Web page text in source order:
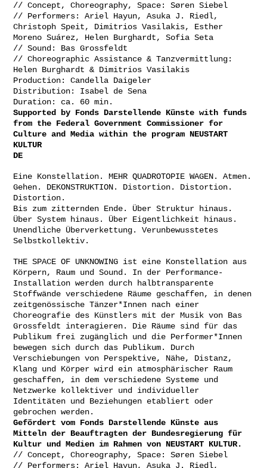
// Concept, Choreography, Space: Søren Siebel
// Performers: Ariel Hayun, Asuka J. Riedl,
Christoph Speit, Dimitrios Vasilakis, Esther
Moreno Suárez, Helen Burghardt, Sofia Seta
// Sound: Bas Grossfeldt
// Choreographic Assistance & Tanzvermittlung:
Helen Burghardt & Dimitrios Vasilakis
Production: Candella Daigeler
Distribution: Isabel de Sena
Duration: ca. 60 min.
Supported by Fonds Darstellende Künste with funds
from the Federal Government Commissioner for
Culture and Media within the program NEUSTART
KULTUR
DE
Eine Konstellation. MEHR QUADROTOPIE WAGEN. Atmen.
Gehen. DEKONSTRUKTION. Distortion. Distortion.
Distortion.
Bis zum zitternden Ende. Über Struktur hinaus.
Über System hinaus. Über Eigentlichkeit hinaus.
Unendliche Überverkettung. Verunbewusstetes
Selbstkollektiv.
THE SPACE OF UNKNOWING ist eine Konstellation aus
Körpern, Raum und Sound. In der Performance-
Installation werden durch halbtransparente
Stoffwände verschiedene Räume geschaffen, in denen
zeitgenössische Tänzer*Innen nach einer
Choreografie des Künstlers mit der Musik von Bas
Grossfeldt interagieren. Die Räume sind für das
Publikum frei zugänglich und die Performer*Innen
bewegen sich durch das Publikum. Durch
Verschiebungen von Perspektive, Nähe, Distanz,
Klang und Körper wird ein atmosphärischer Raum
geschaffen, in dem verschiedene Systeme und
Netzwerke kollektiver und individueller
Identitäten und Beziehungen etabliert oder
gebrochen werden.
Gefördert vom Fonds Darstellende Künste aus
Mitteln der Beauftragten der Bundesregierung für
Kultur und Medien im Rahmen von NEUSTART KULTUR.
// Concept, Choreography, Space: Søren Siebel
// Performers: Ariel Hayun, Asuka J. Riedl,